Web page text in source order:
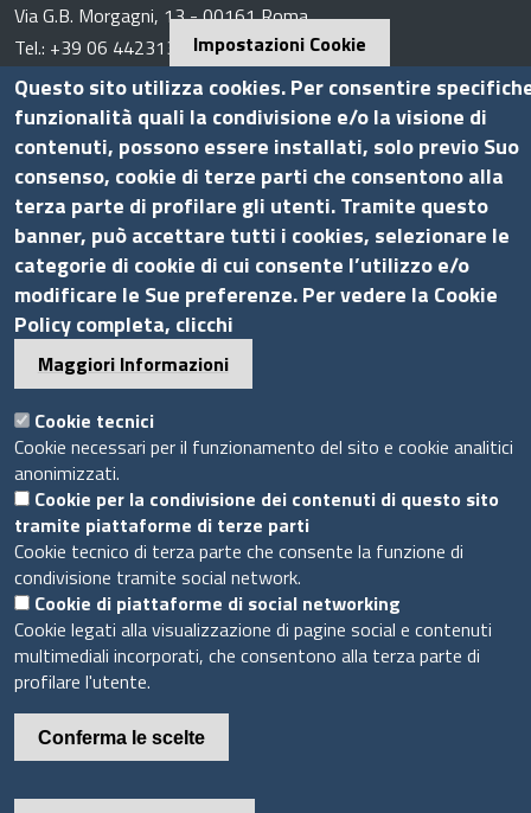
Via G.B. Morgagni, 13 - 00161 Roma
Tel.: +39 06 44231314
P.Iva 01898631005
C.F. 07888290587
Pecinfo.assocamerestero@legalmail.it
info@assocamerestero.it
dpo@assocamerestero.it
Seguici su
Sito web
Accesso INTRANET
Mappa del sito
Privacy Policy
Cookie Policy
Piè
di
pagina
Powered by InfoCamere © 2020 Assocamerestero
Impostazioni Cookie
Questo sito utilizza cookies. Per consentire
funzionalità quali la condivisione e/o la visione di
contenuti, possono essere installati, solo previo Suo
consenso, cookie di terze parti che consentono alla
terza parte di profilare gli utenti. Tramite questo
banner, può accettare tutti i cookies, selezionare le
categorie di cookie di cui consente l’utilizzo e/o
modificare le Sue preferenze. Per vedere la Cookie
Policy completa, clicchi
Maggiori Informazioni
Cookie tecnici
Cookie necessari per il funzionamento del sito e cookie analitici
anonimizzati.
Cookie per la condivisione dei contenuti di questo sito
tramite piattaforme di terze parti
Cookie tecnico di terza parte che consente la funzione di
condivisione tramite social network.
Cookie di piattaforme di social networking
Cookie legati alla visualizzazione di pagine social e contenuti
multimediali incorporati, che consentono alla terza parte di
profilare l'utente.
Conferma le scelte